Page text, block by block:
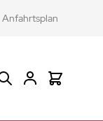
Anfahrtsplan
Suche